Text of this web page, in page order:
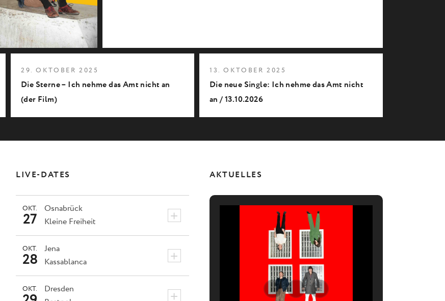
29. OKTOBER 2025
Die Sterne – Ich nehme das Amt nicht an
(der Film)
13. OKTOBER 2025
Die neue Single: Ich nehme das Amt nicht
an / 13.10.2026
LIVE-DATES
Osnabrück +
OKT.
27 Kleine Freiheit
Jena +
OKT.
28 Kassablanca
Dresden +
OKT.
AKTUELLES